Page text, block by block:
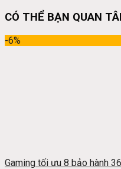
CÓ THỂ BẠN QUAN
-6%
Gaming tối ưu 8 bảo hành